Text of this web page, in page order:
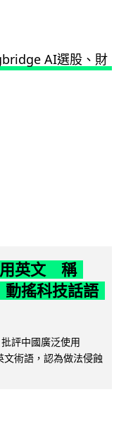
用英文 稱
動搖科技話語
評中國廣泛使用
文術語，認為做法侵蝕